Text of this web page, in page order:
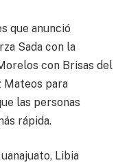
que anunció
Sada con la
con Brisas del
Mateos para
las personas
rápida.
Libia